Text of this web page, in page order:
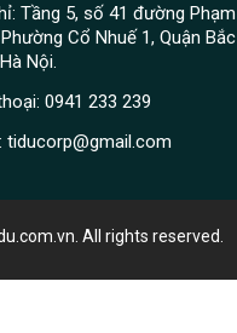
Tầng 5, số 41 đường Phạm
Cổ Nhuế 1, Quận Bắc
Nội.
0941 233 239
tiducorp@gmail.com
All rights reserved.